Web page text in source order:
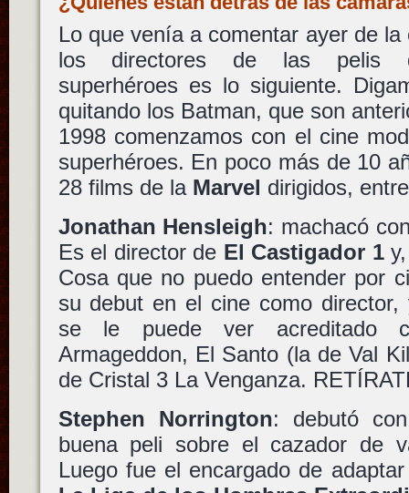
Lo que venía a comentar ayer de
los directores de las pelis
superhéroes es lo siguiente.
quitando los Batman, que son
1998 comenzamos con el cine
superhéroes. En poco más de 10
28 films de la Marvel dirigidos,
Jonathan Hensleigh: machacó
Es el director de El Castigador 1y,
Cosa que no puedo entender por
su debut en el cine como
se le puede ver acreditado
Armageddon, El Santo (la de Val
de Cristal 3 La Venganza.
Stephen Norrington: debutó
buena peli sobre el cazador de
Luego fue el encargado de